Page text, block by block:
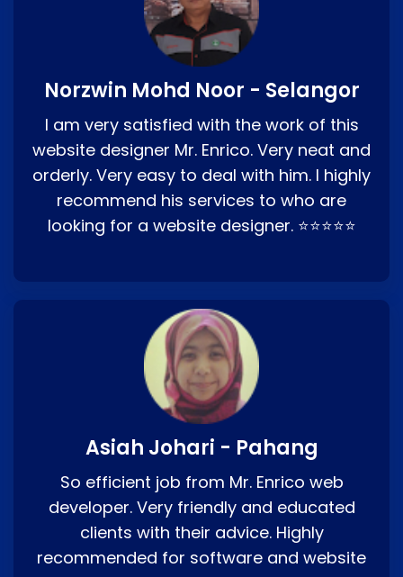
Norzwin Mohd Noor - Selangor
I am very satisfied with the work of this
website designer Mr. Enrico. Very neat and
orderly. Very easy to deal with him. I highly
recommend his services to who are
looking for a website designer. ⭐⭐⭐⭐⭐
Asiah Johari - Pahang
So efficient job from Mr. Enrico web
developer. Very friendly and educated
clients with their advice. Highly
recommended for software and website